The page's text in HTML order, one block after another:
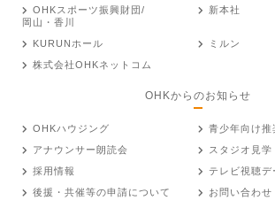
OHKスポーツ振興財団/
岡山・香川
新本社
KURUNホール
ミルン
株式会社OHKネットコム
OHKからのお知らせ
OHKハウジング
青少年向け推
アナウンサー朗読会
スタジオ見学
採用情報
テレビ視聴デ
後援・共催等の申請について
お問い合わせ